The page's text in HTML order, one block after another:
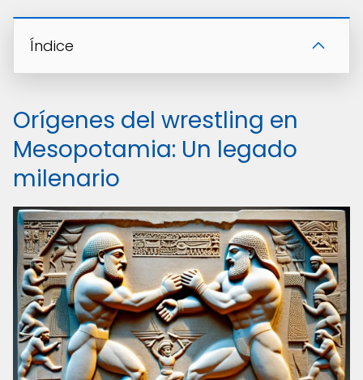
Índice
Orígenes del wrestling en
Mesopotamia: Un legado
milenario